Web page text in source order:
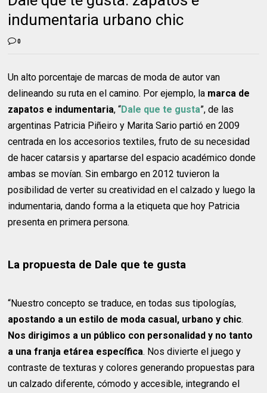
indumentaria urbano chic
0
Un alto porcentaje de marcas de moda de autor van
delineando su ruta en el camino. Por ejemplo, la marca de
zapatos e indumentaria, “Dale que te gusta”, de las
argentinas Patricia Piñeiro y Marita Sario partió en 2009
centrada en los accesorios textiles, fruto de su necesidad
de hacer catarsis y apartarse del espacio académico donde
ambas se movían. Sin embargo en 2012 tuvieron la
posibilidad de verter su creatividad en el calzado y luego la
indumentaria, dando forma a la etiqueta que hoy Patricia
presenta en primera persona.
La propuesta de Dale que te gusta
“Nuestro concepto se traduce, en todas sus tipologías,
apostando a un estilo de moda casual, urbano y chic.
Nos dirigimos a un público con personalidad y no tanto
a una franja etárea específica. Nos divierte el juego y
contraste de texturas y colores generando propuestas para
un calzado diferente, cómodo y accesible, integrando el